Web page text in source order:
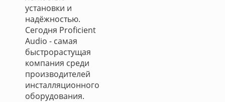
установки и
надёжностью.
Сегодня Proficient
Audio - самая
быстрорастущая
компания среди
производителей
инсталляционного
оборудования.